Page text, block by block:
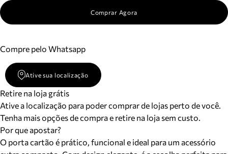
Comprar Agora
Compre pelo Whatsapp
Ative sua localização
Retire na loja grátis
Ative a localização para poder comprar de lojas perto de você.
Tenha mais opções de compra e retire na loja sem custo.
Por que apostar?
O porta cartão é prático, funcional e ideal para um acessório